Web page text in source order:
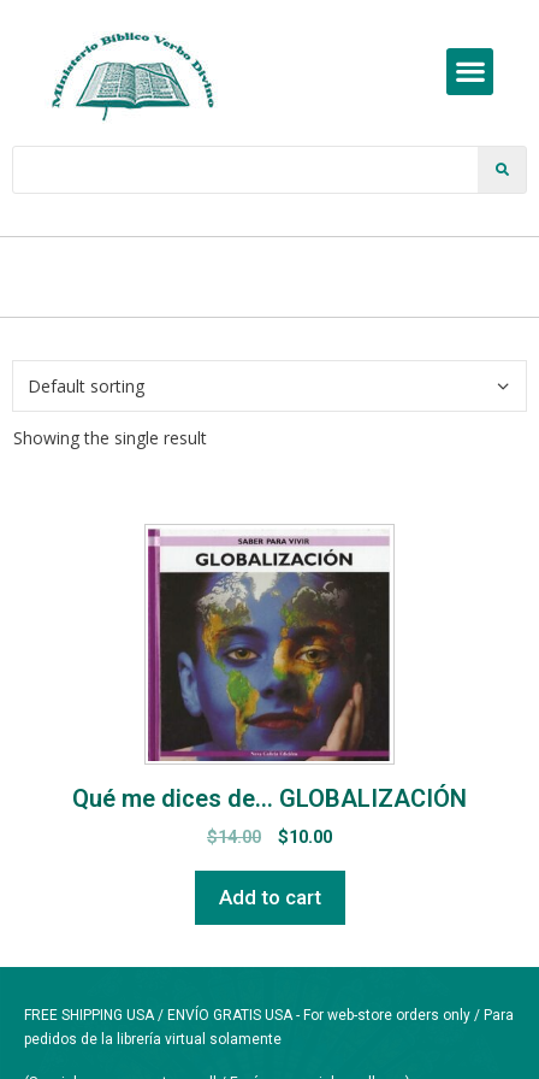
Showing the single result
Qué me dices de… GLOBALIZACIÓN
$14.00 $10.00
Add to cart
FREE SHIPPING USA / ENVÍO GRATIS USA - For web-store orders only / Para
pedidos de la librería virtual solamente